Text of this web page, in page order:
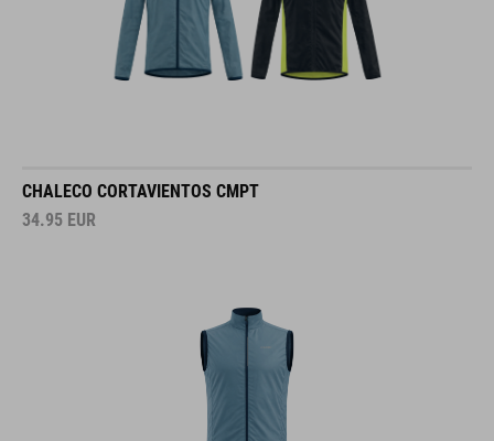
CHALECO CORTAVIENTOS CMPT
34.95 EUR